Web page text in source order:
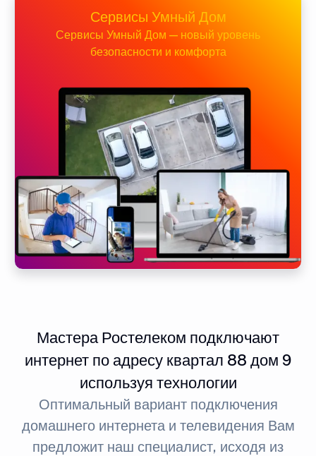
Сервисы Умный Дом
Сервисы Умный Дом — новый уровень
безопасности и комфорта
Мастера Ростелеком подключают
интернет по адресу квартал 88 дом 9
используя технологии
Оптимальный вариант подключения
домашнего интернета и телевидения Вам
предложит наш специалист, исходя из